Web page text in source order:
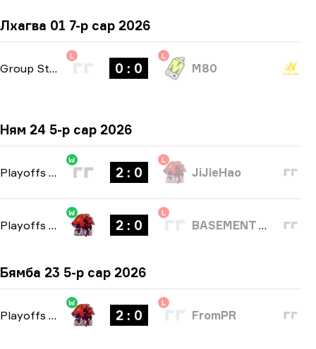
Лхагва 01 7-р сар 2026
Group Stage
L
0 : 0
L
M80
Ням 24 5-р сар 2026
Playoffs bo3
W
2 : 0
L
JiJieHao
Playoffs bo3
W
2 : 0
L
BASEMENT BOYS
Бямба 23 5-р сар 2026
Playoffs bo3
W
2 : 0
L
FromPR